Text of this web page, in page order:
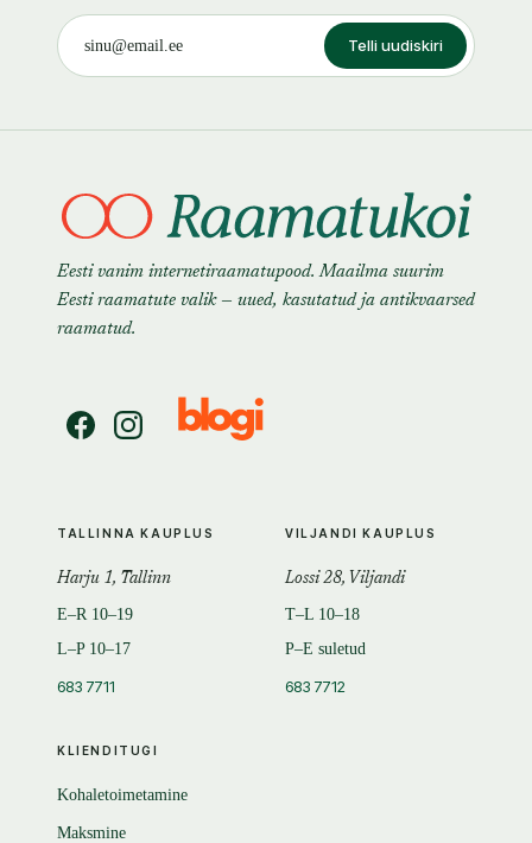
Telli uudiskiri
Eesti vanim internetiraamatupood. Maailma suurim
Eesti raamatute valik — uued, kasutatud ja antikvaarsed
raamatud.
KLIENDITUGI
Kohaletoimetamine
Maksmine
TALLINNA KAUPLUS
Harju 1, Tallinn
E–R 10–19
L–P 10–17
683 7711
VILJANDI KAUPLUS
Lossi 28, Viljandi
T–L 10–18
P–E suletud
683 7712